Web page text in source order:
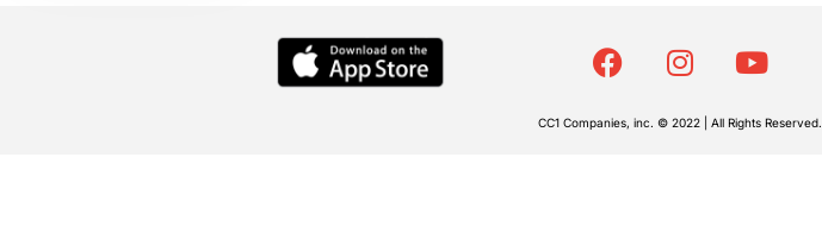
CC1 Companies, inc. © 2022 | All Rights Reserved.